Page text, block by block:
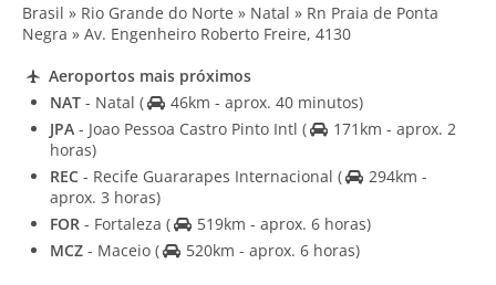
Brasil » Rio Grande do Norte » Natal » Rn Praia de Ponta
Negra » Av. Engenheiro Roberto Freire, 4130
Aeroportos mais próximos
NAT - Natal (
46km - aprox. 40 minutos)
JPA - Joao Pessoa Castro Pinto Intl (
171km - aprox. 2
horas)
REC - Recife Guararapes Internacional (
294km -
aprox. 3 horas)
FOR - Fortaleza (
519km - aprox. 6 horas)
MCZ - Maceio ( 520km - aprox. 6 horas)